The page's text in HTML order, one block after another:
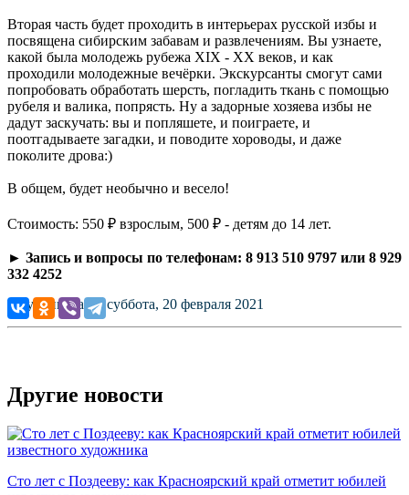
Вторая часть будет проходить в интерьерах русской избы и
посвящена сибирским забавам и развлечениям. Вы узнаете,
какой была молодежь рубежа XIX - XX веков, и как
проходили молодежные вечёрки. Экскурсанты смогут сами
попробовать обработать шерсть, погладить ткань с помощью
рубеля и валика, попрясть. Ну а задорные хозяева избы не
дадут заскучать: вы и попляшете, и поиграете, и
поотгадываете загадки, и поводите хороводы, и даже
поколите дрова:)
В общем, будет необычно и весело!
Стоимость: 550 ₽ взрослым, 500 ₽ - детям до 14 лет.
► Запись и вопросы по телефонам: 8 913 510 9797 или 8 929
332 4252
Опубликовано: суббота, 20 февраля 2021
Другие новости
Сто лет с Поздееву: как Красноярский край отметит юбилей